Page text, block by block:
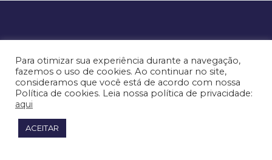
Para otimizar sua experiência durante a navegação,
fazemos o uso de cookies. Ao continuar no site,
consideramos que você está de acordo com nossa
Política de cookies. Leia nossa política de privacidade:
aqui
ACEITAR